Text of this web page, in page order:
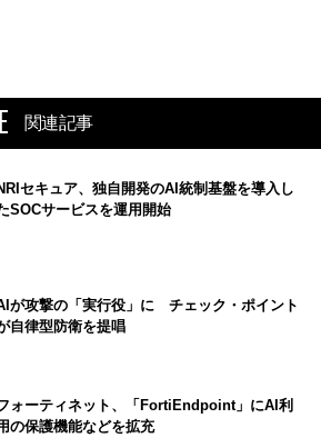
関連記事
セキュア、独自開発のAI統制基盤を導入し
SOCサービスを運用開始
が攻撃の「実行役」に チェック・ポイント
自律型防衛を提唱
ォーティネット、「FortiEndpoint」にAI利
の保護機能などを拡充